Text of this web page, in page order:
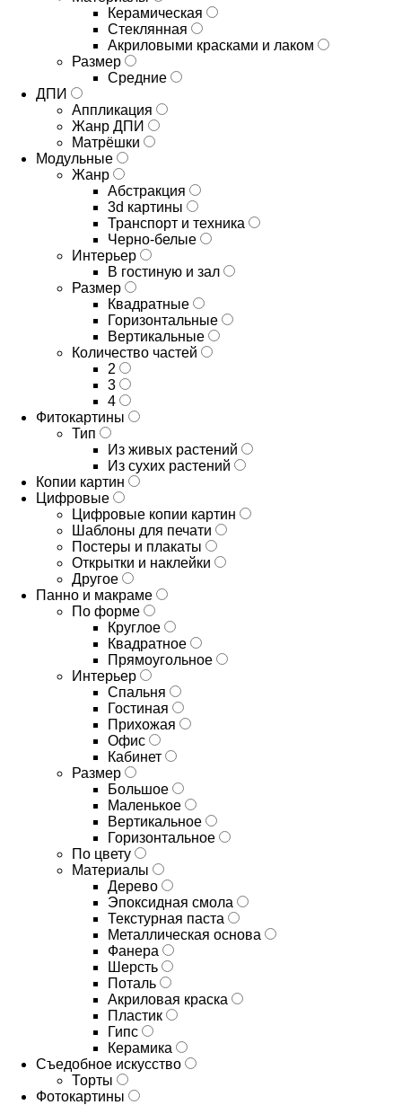
Керамическая
Стеклянная
Акриловыми красками и лаком
Размер
Средние
ДПИ
Аппликация
Жанр ДПИ
Матрёшки
Модульные
Жанр
Абстракция
3d картины
Транспорт и техника
Черно-белые
Интерьер
В гостиную и зал
Размер
Квадратные
Горизонтальные
Вертикальные
Количество частей
2
3
4
Фитокартины
Тип
Из живых растений
Из сухих растений
Копии картин
Цифровые
Цифровые копии картин
Шаблоны для печати
Постеры и плакаты
Открытки и наклейки
Другое
Панно и макраме
По форме
Круглое
Квадратное
Прямоугольное
Интерьер
Спальня
Гостиная
Прихожая
Офис
Кабинет
Размер
Большое
Маленькое
Вертикальное
Горизонтальное
По цвету
Материалы
Дерево
Эпоксидная смола
Текстурная паста
Металлическая основа
Фанера
Шерсть
Поталь
Акриловая краска
Пластик
Гипс
Керамика
Съедобное искусство
Торты
Фотокартины